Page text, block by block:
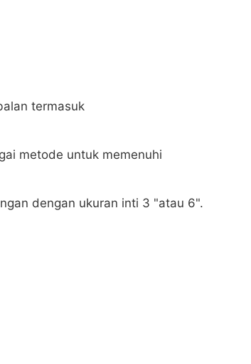
termasuk
metode untuk memenuhi
dengan ukuran inti 3 "atau 6".